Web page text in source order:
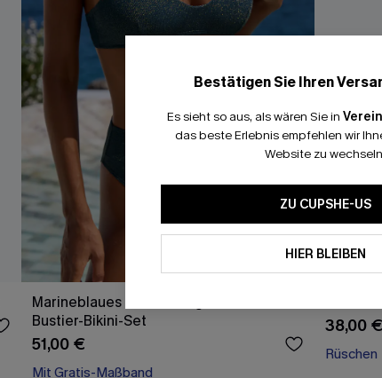
Marineblaues Metallic High-Waist
Bustier-Bikini-Set
51,00 €
Mit Gratis-Maßband
Mid-
38,00 €
Rüschen
Bestätigen Sie Ihren
Es sieht so aus, als wären Sie in
das beste Erlebnis empfehlen wir
Website zu
ZU CUPSHE-US
HIER BLEIBEN